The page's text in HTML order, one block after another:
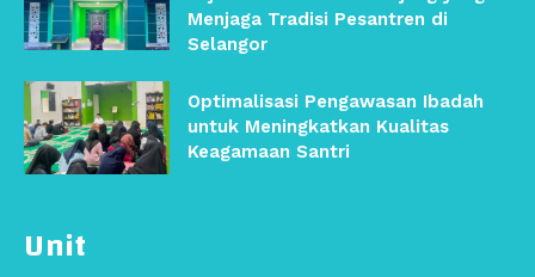
Unit
Menjaga Tradisi Pesantren di
Selangor
Optimalisasi Pengawasan Ibadah
untuk Meningkatkan Kualitas
Keagamaan Santri